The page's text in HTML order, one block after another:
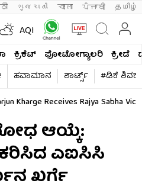
ગુજરાતી বাংলা ਪੰਜਾਬੀ தமிழ்
AQI
ಕ್ರಿಕೆಟ್​ ಫೋಟೋಗ್ಯಾಲರಿ ಕ್ರೀಡೆ
ಹವಾಮಾನ ಶಾರ್ಟ್ಸ್​
#ಡಿಕೆ
Kharge Receives Rajya Sabha
ಆಯ್ಕೆ:
ಎಐಸಿಸಿ
ಖರ್ಗೆ